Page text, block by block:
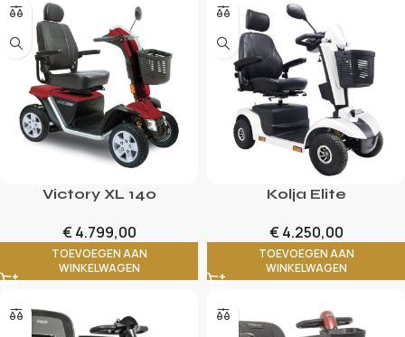
Victory XL 140
€ 4.799,00
TOEVOEGEN AAN
WINKELWAGEN
Kolja Elite
€ 4.250,00
TOEVOEGEN AAN
WINKELWAGEN